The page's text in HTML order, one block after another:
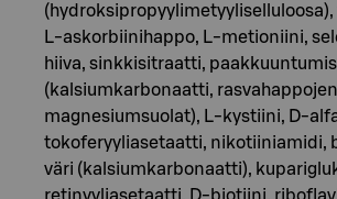
L-askorbiinihappo, L-metioniini,
hiiva, sinkkisitraatti,
(kalsiumkarbonaatti, rasvahappojen
magnesiumsuolat), L-kystiini, D-
tokoferyyliasetaatti, nikotiiniamidi,
väri (kalsiumkarbonaatti),
retinyyliasetaatti, D-biotiini,